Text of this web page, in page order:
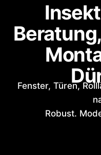
Fenster, Türen,
Robust.